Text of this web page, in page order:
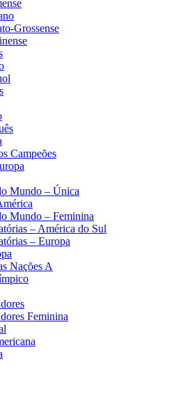
Grossense
Campeões
Mundo – Única
Mundo – Feminina
– América do Sul
– Europa
Nações A
Feminina